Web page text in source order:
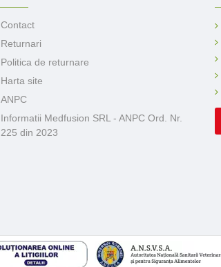
Contact
Returnari
Politica de returnare
Harta site
ANPC
Informatii Medfusion SRL - ANPC Ord. Nr.
225 din 2023